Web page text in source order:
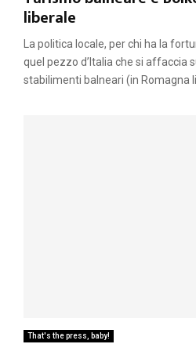
liberale
La politica locale, per chi ha la
quel pezzo d’Italia che si affaccia
stabilimenti balneari (in Romagna
That's the press, baby!